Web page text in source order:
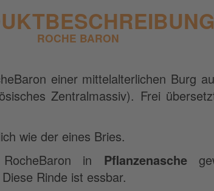
ROCHE BARON
einer mittelalterlichen Burg
Zentralmassiv). Frei
wie der eines Bries.
in Pflanzenasche
Rinde ist essbar.